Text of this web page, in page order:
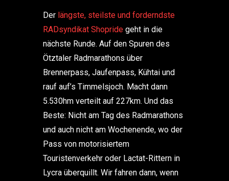
Der längste, steilste und forderndste
RADsyndikat Shopride geht in die
nächste Runde. Auf den Spuren des
Ötztaler Radmarathons über
Brennerpass, Jaufenpass, Kühtai und
rauf auf’s Timmelsjoch. Macht dann
5.530hm verteilt auf 227km. Und das
Beste: Nicht am Tag des Radmarathons
und auch nicht am Wochenende, wo der
Pass von motorisiertem
Touristenverkehr oder Lactat-Rittern in
Lycra überquillt. Wir fahren dann, wenn